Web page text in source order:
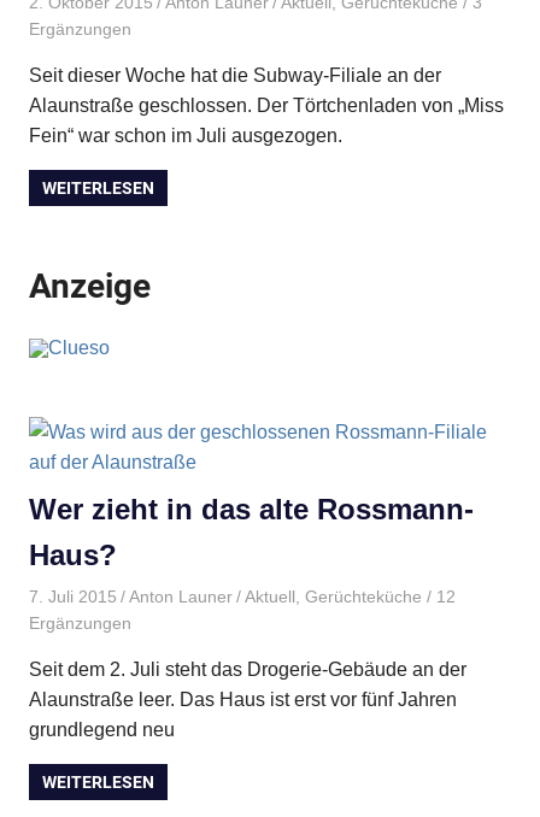
Ergänzungen
Seit dieser Woche hat die Subway-Filiale an der
Alaunstraße geschlossen. Der Törtchenladen von „Miss
Fein“ war schon im Juli ausgezogen.
WEITERLESEN
Anzeige
Wer zieht in das alte Rossmann-
Haus?
7. Juli 2015 Anton Launer Aktuell Gerüchteküche / 12
Ergänzungen
Seit dem 2. Juli steht das Drogerie-Gebäude an der
Alaunstraße leer. Das Haus ist erst vor fünf Jahren
grundlegend neu
WEITERLESEN